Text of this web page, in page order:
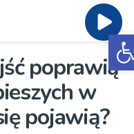
poprawią
w
pojawią?